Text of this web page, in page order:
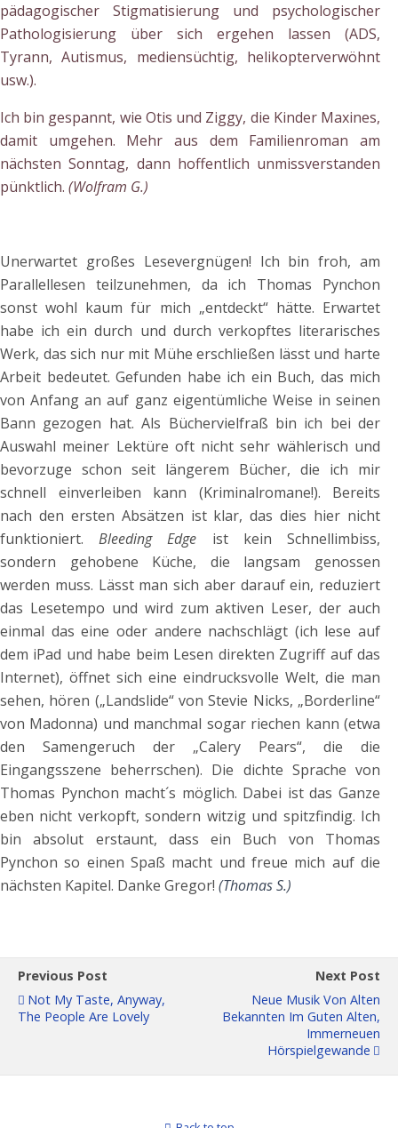
pädagogischer Stigmatisierung und psychologischer
Pathologisierung über sich ergehen lassen (ADS,
Tyrann, Autismus, mediensüchtig, helikopterverwöhnt
usw.).
Ich bin gespannt, wie Otis und Ziggy, die Kinder Maxines,
damit umgehen. Mehr aus dem Familienroman am
nächsten Sonntag, dann hoffentlich unmissverstanden
pünktlich. (Wolfram G.)
Unerwartet großes Lesevergnügen! Ich bin froh, am
Parallellesen teilzunehmen, da ich Thomas Pynchon
sonst wohl kaum für mich „entdeckt“ hätte. Erwartet
habe ich ein durch und durch verkopftes literarisches
Werk, das sich nur mit Mühe erschließen lässt und harte
Arbeit bedeutet. Gefunden habe ich ein Buch, das mich
von Anfang an auf ganz eigentümliche Weise in seinen
Bann gezogen hat. Als Büchervielfraß bin ich bei der
Auswahl meiner Lektüre oft nicht sehr wählerisch und
bevorzuge schon seit längerem Bücher, die ich mir
schnell einverleiben kann (Kriminalromane!). Bereits
nach den ersten Absätzen ist klar, das dies hier nicht
funktioniert.Bleeding Edge ist kein Schnellimbiss,
sondern gehobene Küche, die langsam genossen
werden muss. Lässt man sich aber darauf ein, reduziert
das Lesetempo und wird zum aktiven Leser, der auch
einmal das eine oder andere nachschlägt (ich lese auf
dem iPad und habe beim Lesen direkten Zugriff auf das
Internet), öffnet sich eine eindrucksvolle Welt, die man
sehen, hören („Landslide“ von Stevie Nicks, „Borderline“
von Madonna) und manchmal sogar riechen kann (etwa
den Samengeruch der „Calery Pears“, die die
Eingangsszene beherrschen). Die dichte Sprache von
Thomas Pynchon macht´s möglich. Dabei ist das Ganze
eben nicht verkopft, sondern witzig und spitzfindig. Ich
bin absolut erstaunt, dass ein Buch von Thomas
Pynchon so einen Spaß macht und freue mich auf die
nächsten Kapitel. Danke Gregor! (Thomas S.)
Previous Post
Not My Taste, Anyway,
The People Are Lovely
Next Post
Neue Musik Von Alten
Bekannten Im Guten Alten,
Immerneuen
Hörspielgewande